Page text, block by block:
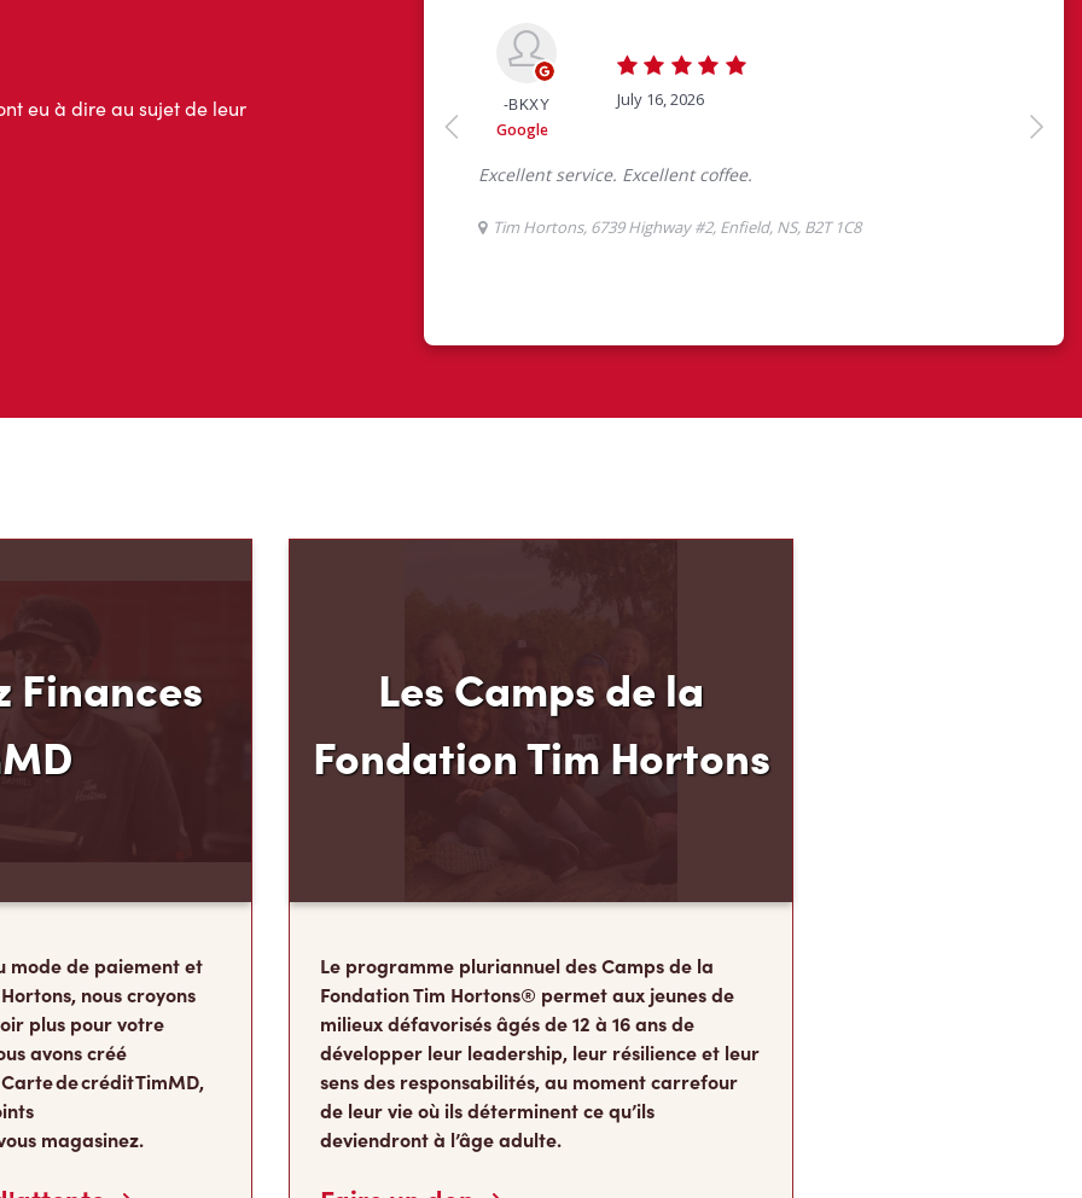
eu à dire au sujet de leur
Finances
mode de paiement et
nous croyons
plus pour votre
avons créé
de crédit TimMD,
Les Camps de la
Fondation Tim Hortons
Le programme pluriannuel des Camps de la
Fondation Tim Hortons® permet aux jeunes de
milieux défavorisés âgés de 12 à 16 ans de
développer leur leadership, leur résilience et leur
sens des responsabilités, au moment carrefour
de leur vie où ils déterminent ce qu’ils